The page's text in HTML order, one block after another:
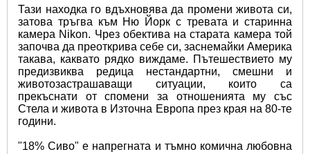
Тази находка го вдъхновява да промени живота си,
затова тръгва към Ню Йорк с тревата и старинна
камера Nikon. Чрез обектива на старата камера той
започва да преоткрива себе си, заснемайки Америка
такава, каквато рядко виждаме. Пътешествието му
предизвиква редица нестандартни, смешни и
животозастрашаващи ситуации, които са
прекъснати от спомени за отношенията му със
Стела и животa в Източна Европа през края на 80-те
години.
"18% Сиво" е напрегната и тъмно комична любовна